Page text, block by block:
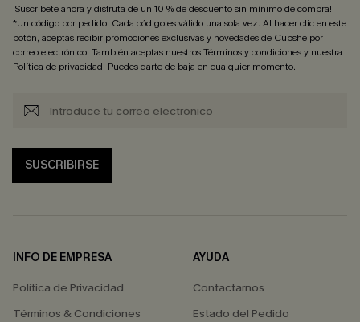
¡Suscríbete ahora y disfruta de un 10 % de descuento sin mínimo de compra!
*Un código por pedido. Cada código es válido una sola vez. Al hacer clic en este
botón, aceptas recibir promociones exclusivas y novedades de Cupshe por
correo electrónico. También aceptas nuestrosTérminos y condicionesy nuestra
Política de privacidad. Puedes darte de baja en cualquier momento.
SUSCRIBIRSE
INFO DE EMPRESA
Política de Privacidad
Términos & Condiciones
AYUDA
Contactarnos
Estado del Pedido